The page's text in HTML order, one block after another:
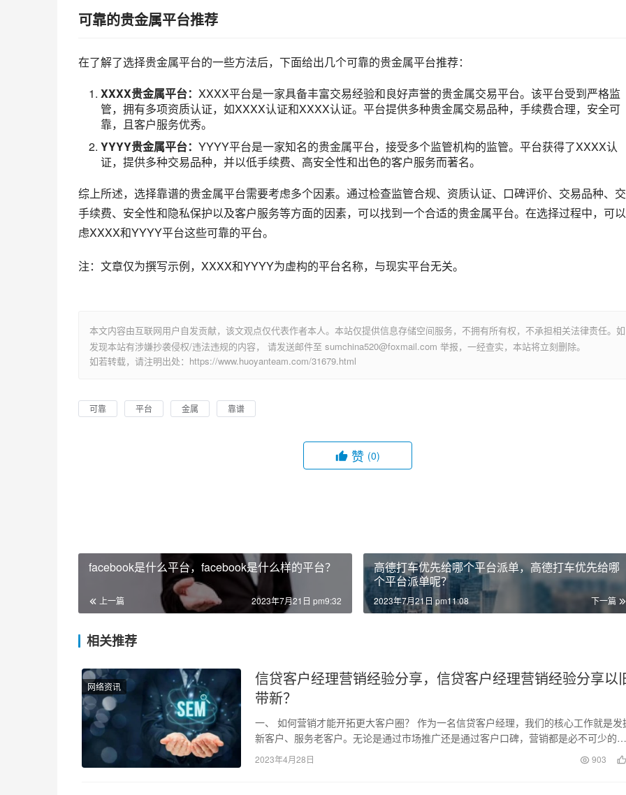
可靠的贵金属平台推荐
在了解了选择贵金属平台的一些方法后，下面给出几个可靠的贵金属平台推荐：
XXXX贵金属平台： XXXX平台是一家具备丰富交易经验和良好声誉的贵金属交易平台。该平台受到严格监
管，拥有多项资质认证，如XXXX认证和XXXX认证。平台提供多种贵金属交易品种，手续费合理，安全可
靠，且客户服务优秀。
YYYY贵金属平台： YYYY平台是一家知名的贵金属平台，接受多个监管机构的监管。平台获得了XXXX认
证，提供多种交易品种，并以低手续费、高安全性和出色的客户服务而著名。
综上所述，选择靠谱的贵金属平台需要考虑多个因素。通过检查监管合规、资质认证、口碑评价、交易品种、
手续费、安全性和隐私保护以及客户服务等方面的因素，可以找到一个合适的贵金属平台。在选择过程中，可
虑XXXX和YYYY平台这些可靠的平台。
注：文章仅为撰写示例，XXXX和YYYY为虚构的平台名称，与现实平台无关。
本文内容由互联网用户自发贡献，该文观点仅代表作者本人。本站仅提供信息存储空间服务，不拥有所有权，不承担相关法律责任。如
发现本站有涉嫌抄袭侵权/违法违规的内容， 请发送邮件至 sumchina520@foxmail.com 举报，一经查实，本站将立刻删除。
如若转载，请注明出处：https://www.huoyanteam.com/31679.html
可靠 平台 金属 靠谱
赞 (0)
facebook是什么平台，facebook是什么样的平台？
上一篇 2023年7月21日 pm9:32
高德打车优先给哪个平台派单，高德打车优先给哪
个平台派单呢？
下一篇
2023年7月21日 pm11:08
相关推荐
网络资讯
信贷客户经理营销经验分享，信贷客户经理营销经验分享以
带新？
一、 如何营销才能开拓更大客户圈？ 作为一名信贷客户经理，我们的核心工作就是发
新客户、服务老客户。无论是通过市场推广还是通过客户口碑，营销都是必不可少的环
节。那么如何才能最大化地…
2023年4月28日 903